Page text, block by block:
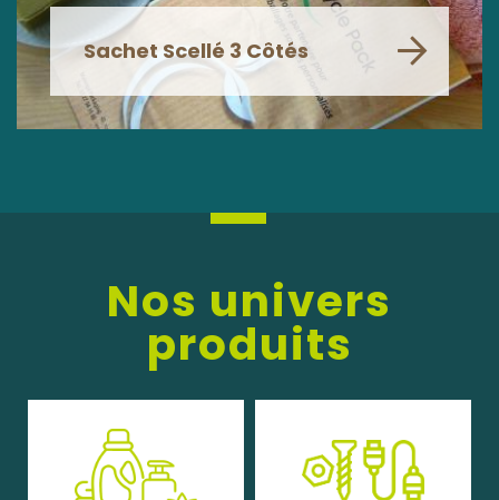
Sachet Scellé 3 Côtés
Nos univers
produits